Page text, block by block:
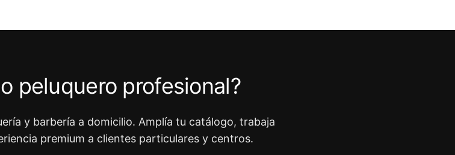
peluquero profesional?
y barbería a domicilio. Amplía tu catálogo, trabaja
premium a clientes particulares y centros.